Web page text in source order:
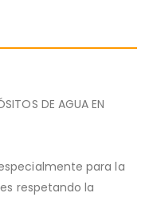
DE AGUA EN
para la
respetando la